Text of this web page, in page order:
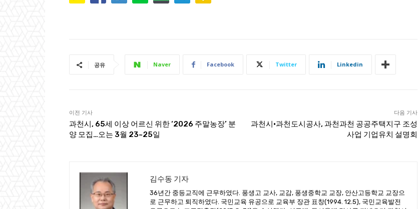
공유 Naver Facebook Twitter Linkedin
이전 기사
과천시, 65세 이상 어르신 위한 ‘2026 주말농장’ 분
양 모집…오는 3월 23~25일
다음 기사
과천시·과천도시공사, 과천과천 공공주택지구 조성
사업 기업유치 설명회
김수동 기자
36년간 중등교직에 근무하였다. 풍생고 교사, 교감, 풍생중학교 교장, 안산고등학교 교장으
로 근무하고 퇴직하였다. 국민교육 유공으로 교육부 장관 표창(1994. 12.5), 국민교육발전